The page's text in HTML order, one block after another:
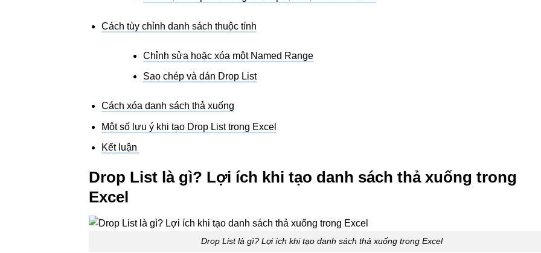
Cách tùy chỉnh danh sách thuộc tính
Chỉnh sửa hoặc xóa một Named Range
Sao chép và dán Drop List
Cách xóa danh sách thả xuống
Một số lưu ý khi tạo Drop List trong Excel
Kết luận
Drop List là gì? Lợi ích khi tạo danh sách thả xuống trong
Excel
Drop List là gì? Lợi ích khi tạo danh sách thả xuống trong Excel